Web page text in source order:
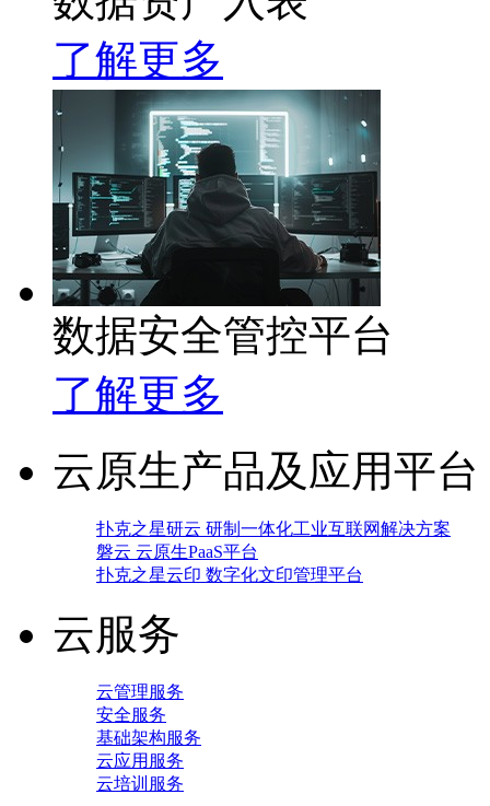
了解更多
数据安全管控平台
了解更多
云原生产品及应用平台
扑克之星研云 研制一体化工业互联网解决方案
磐云 云原生PaaS平台
扑克之星云印 数字化文印管理平台
云服务
云管理服务
安全服务
基础架构服务
云应用服务
云培训服务